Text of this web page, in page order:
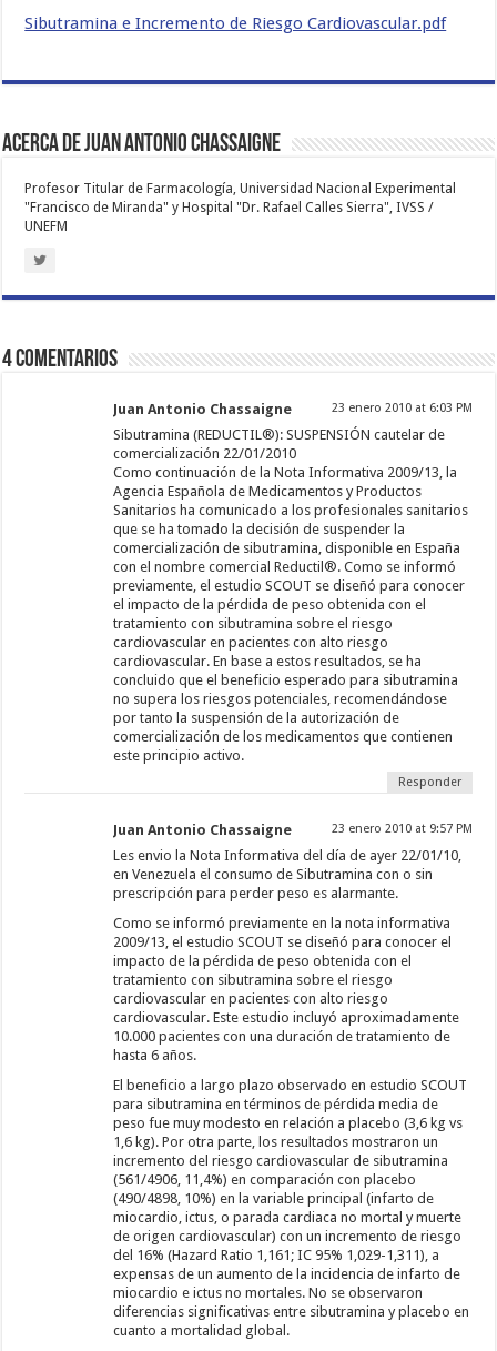
Sibutramina e Incremento de Riesgo Cardiovascular.pdf
Acerca de Juan Antonio Chassaigne
Profesor Titular de Farmacología, Universidad Nacional Experimental
"Francisco de Miranda" y Hospital "Dr. Rafael Calles Sierra", IVSS /
UNEFM
4 comentarios
Juan Antonio Chassaigne 23 enero 2010 at 6:03 PM
Sibutramina (REDUCTIL®): SUSPENSIÓN cautelar de
comercialización 22/01/2010
Como continuación de la Nota Informativa 2009/13, la
Agencia Española de Medicamentos y Productos
Sanitarios ha comunicado a los profesionales sanitarios
que se ha tomado la decisión de suspender la
comercialización de sibutramina, disponible en España
con el nombre comercial Reductil®. Como se informó
previamente, el estudio SCOUT se diseñó para conocer
el impacto de la pérdida de peso obtenida con el
tratamiento con sibutramina sobre el riesgo
cardiovascular en pacientes con alto riesgo
cardiovascular. En base a estos resultados, se ha
concluido que el beneficio esperado para sibutramina
no supera los riesgos potenciales, recomendándose
por tanto la suspensión de la autorización de
comercialización de los medicamentos que contienen
este principio activo.
Responder
Juan Antonio Chassaigne 23 enero 2010 at 9:57 PM
Les envio la Nota Informativa del día de ayer 22/01/10,
en Venezuela el consumo de Sibutramina con o sin
prescripción para perder peso es alarmante.
Como se informó previamente en la nota informativa
2009/13, el estudio SCOUT se diseñó para conocer el
impacto de la pérdida de peso obtenida con el
tratamiento con sibutramina sobre el riesgo
cardiovascular en pacientes con alto riesgo
cardiovascular. Este estudio incluyó aproximadamente
10.000 pacientes con una duración de tratamiento de
hasta 6 años.
El beneficio a largo plazo observado en estudio SCOUT
para sibutramina en términos de pérdida media de
peso fue muy modesto en relación a placebo (3,6 kg vs
1,6 kg). Por otra parte, los resultados mostraron un
incremento del riesgo cardiovascular de sibutramina
(561/4906, 11,4%) en comparación con placebo
(490/4898, 10%) en la variable principal (infarto de
miocardio, ictus, o parada cardiaca no mortal y muerte
de origen cardiovascular) con un incremento de riesgo
del 16% (Hazard Ratio 1,161; IC 95% 1,029-1,311), a
expensas de un aumento de la incidencia de infarto de
miocardio e ictus no mortales. No se observaron
diferencias significativas entre sibutramina y placebo en
cuanto a mortalidad global.